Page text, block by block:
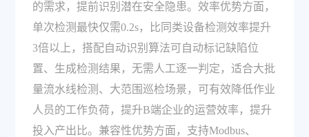
的需求，提前识别潜在安全隐患。效率优势方面，
单次检测最快仅需0.2s，比同类设备检测效率提升
3倍以上，搭配自动识别算法可自动标记缺陷位
置、生成检测结果，无需人工逐一判定，适合大批
量流水线检测、大范围巡检场景，可有效降低作业
人员的工作负荷，提升B端企业的运营效率，提升
投入产出比。兼容性优势方面，支持Modbus、